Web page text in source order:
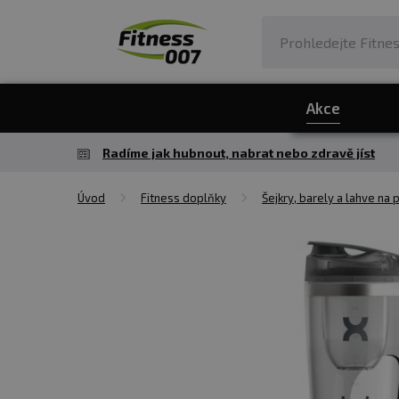
Akce
Radíme jak hubnout, nabrat nebo zdravě jíst
Úvod Fitness doplňky Šejkry, barely a lahve na